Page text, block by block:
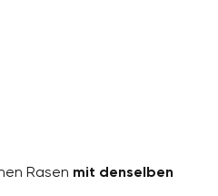
Rasen mit denselben